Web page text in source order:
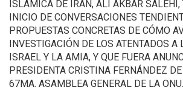
CHAVEZ
FRIAS,
OCURRIDA
EL
DIA
5
DE
ISLÁMICA DE IRÁN, ALI AKBAR SALEHI,
INICIO DE CONVERSACIONES
PROPUESTAS CONCRETAS DE CÓMO
INVESTIGACIÓN DE LOS ATENTADOS
ISRAEL Y LA AMIA, Y QUE FUERA
PRESIDENTA CRISTINA FERNÁNDEZ
67MA. ASAMBLEA GENERAL DE LA ONU.